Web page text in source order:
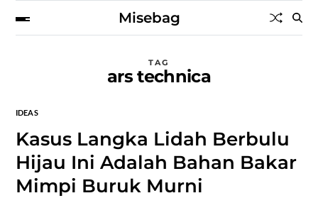
Misebag
TAG
ars technica
IDEAS
Kasus Langka Lidah Berbulu
Hijau Ini Adalah Bahan Bakar
Mimpi Buruk Murni